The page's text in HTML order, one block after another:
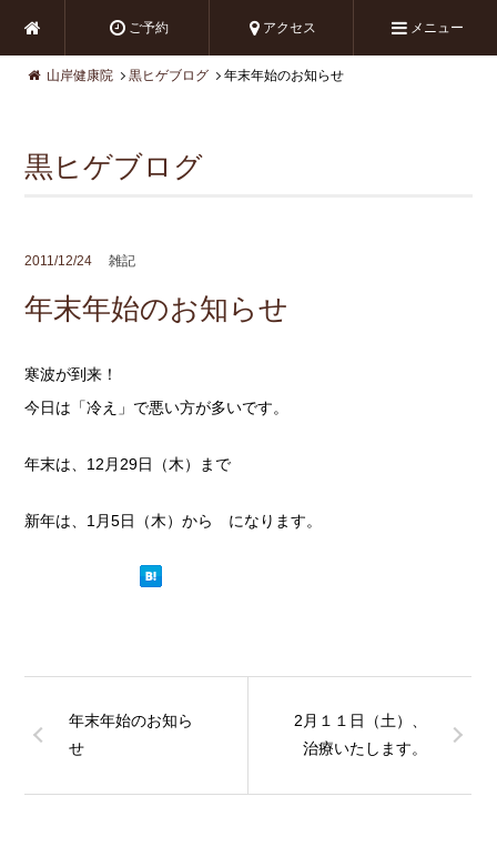
ご予約 アクセス メニュー
山岸健康院 黒ヒゲブログ 年末年始のお知らせ
黒ヒゲブログ
2011/12/24 雑記
年末年始のお知らせ
寒波が到来！
今日は「冷え」で悪い方が多いです。
年末は、12月29日（木）まで
新年は、1月5日（木）から になります。
年末年始のお知ら
せ
2月１１日（土）、
治療いたします。